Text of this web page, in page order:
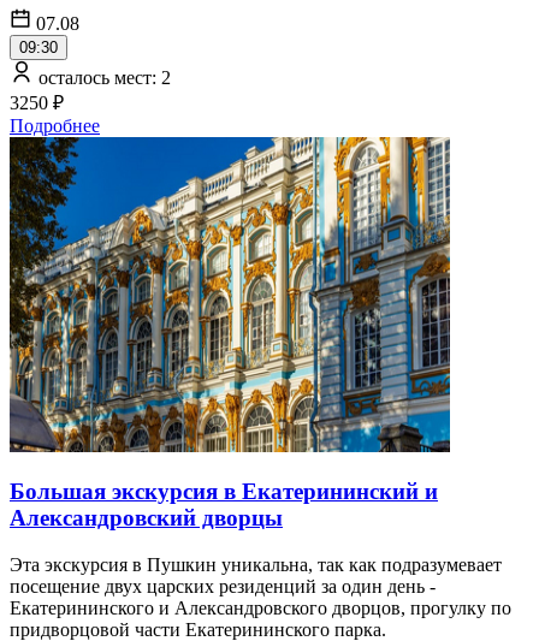
07.08
09:30
осталось мест: 2
3250 ₽
Подробнее
Большая экскурсия в Екатерининский и
Александровский дворцы
Эта экскурсия в Пушкин уникальна, так как подразумевает
посещение двух царских резиденций за один день -
Екатерининского и Александровского дворцов, прогулку по
придворцовой части Екатерининского парка.